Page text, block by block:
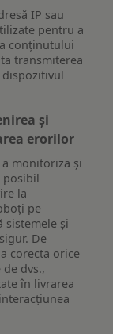
IP sau
pentru a
conținutului
transmiterea
și
erorilor
monitoriza și
posibil
la
pe
sistemele și
De
corecta orice
dvs.,
în livrarea